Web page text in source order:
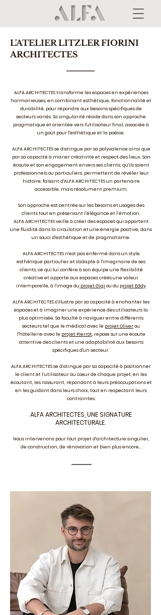
L'ATELIER LITZLER FIORINI
ARCHITECTES
ALFA ARCHITECTES transforme les espaces en expériences
harmonieuses, en combinant esthétique, fonctionnalité et
durabilité, pour répondre aux besoins spécifiques de
secteurs variés. Sa singularité réside dans son approche
pragmatique et orientée vers l'utilisateur final, associée à
un goût pour l'esthétique et la poésie.
ALFA ARCHITECTES se distingue par sa polyvalence ainsi que
par sa capacité à marier créativité et respect des lieux. Son
écoute et son engagement envers ses clients, qu'ils soient
professionnels ou particuliers, permettent de révéler leur
histoire, faisant d'ALFA ARCHITECTES un partenaire
accessible, mais résolument premium.
Son approche est centrée sur les besoins et usages des
clients tout en préservant l’élégance et l’émotion.
ALFA ARCHITECTES veille à créer des espaces qui apportent
une fluidité dans la circulation et une énergie positive, dans
un souci d'esthétique et de pragmatisme.
ALFA ARCHITECTES n'est pas enfermé dans un style
esthétique particulier et s'adapte à l'imaginaire de ses
clients, ce qui lui confère à son équipe une flexibilité
créative et apporte aux espaces créés une valeur
intemporelle, à l'image du projet Gigi ou du projet Eddy
ALFA ARCHITECTES s'illustre par sa capacité à enchanter les
espaces et à imaginer une expérience des utilisateurs la
plus optimisée. Sa faculté à naviguer entre différents
secteurs tel que le médical avec le projet Oliverou
l'hôtellerie avec le projet Pierrot, repose sur une écoute
attentive des clients et une adaptabilité aux besoins
spécifiques d'un secteur.
ALFA ARCHITECTES se distingue par sa capacité à positionner
le client et l’utilisateur au cœur de chaque projet, en les
écoutant, les rassurant, répondant à leurs préoccupations et
en les guidant dans leurs choix, tout en respectant leurs
contraintes.
ALFA ARCHITECTES, UNE SIGNATURE
ARCHITECTURALE.
Nous intervenons pour tout projet d'architecture singulier,
de construction, de rénovation et bien plus encore...